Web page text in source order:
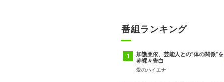
番組ランキング
加護亜依、芸能人との“体の関係”を
赤裸々告白
愛のハイエナ